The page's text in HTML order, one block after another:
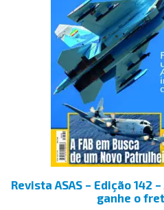
Revista ASAS – Edição 142
ganhe o